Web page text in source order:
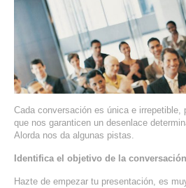
SERVIDORES VPS WINDOWS
SERVIDORES DEDICADOS
AGENCIA DIGITAL
PAGINAS WEB PARA NEGOCIOS
PAGINA WEB CON MANEJADOR DE
Cada conversación es única e irrepetible,
que nos garanticen un desenlace
Alorda nos da algunas pistas.
Identifica el objetivo de la conversación
Hazte de empezar tu presentación, es